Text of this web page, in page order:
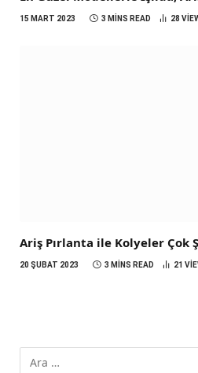
15 MART 2023 3 MINS READ 28
Ariş Pırlanta ile Kolyeler Çok
20 ŞUBAT 2023 3 MINS READ 21